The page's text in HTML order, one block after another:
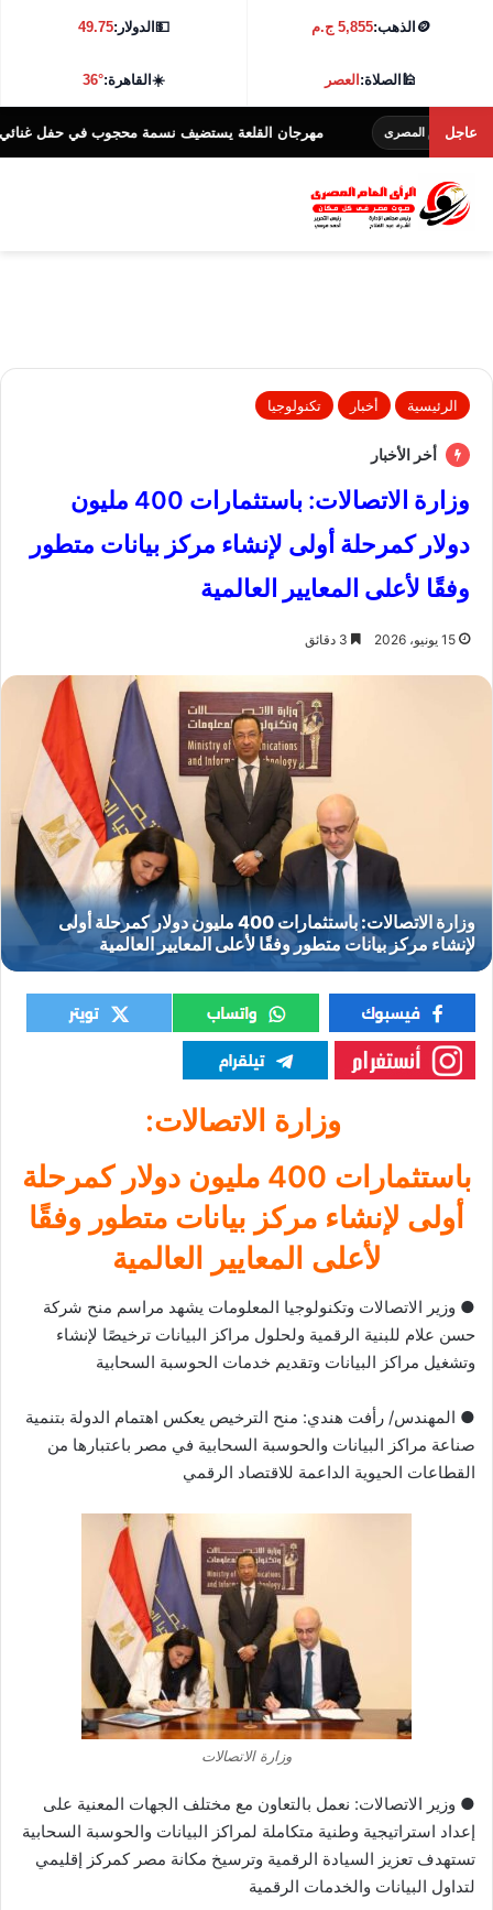
🪙 الذهب:5,855 ج.م 💵الدولار:49.75
🕌الصلاة:العصر ☀️القاهرة:36°
عاجل مهرجان القلعة يستضيف نسمة محجوب في حفل غنائي يوم 17 أغسطس
الرئيسية أخبار تكنولوجيا
أخر الأخبار
وزارة الاتصالات: باستثمارات 400 مليون
دولار كمرحلة أولى لإنشاء مركز بيانات متطور
وفقًا لأعلى المعايير العالمية
15 يونيو، 2026
وزارة الاتصالات:
باستثمارات 400 مليون دولار كمرحلة
أولى لإنشاء مركز بيانات متطور وفقًا
لأعلى المعايير العالمية
● وزير الاتصالات وتكنولوجيا المعلومات يشهد مراسم منح شركة
حسن علام للبنية الرقمية ولحلول مراكز البيانات ترخيصًا لإنشاء
وتشغيل مراكز البيانات وتقديم خدمات الحوسبة السحابية
● المهندس/ رأفت هندي: منح الترخيص يعكس اهتمام الدولة بتنمية
صناعة مراكز البيانات والحوسبة السحابية في مصر باعتبارها من
القطاعات الحيوية الداعمة للاقتصاد الرقمي
وزارة الاتصالات
● وزير الاتصالات: نعمل بالتعاون مع مختلف الجهات المعنية على
إعداد استراتيجية وطنية متكاملة لمراكز البيانات والحوسبة السحابية
تستهدف تعزيز السيادة الرقمية وترسيخ مكانة مصر كمركز إقليمي
لتداول البيانات والخدمات الرقمية